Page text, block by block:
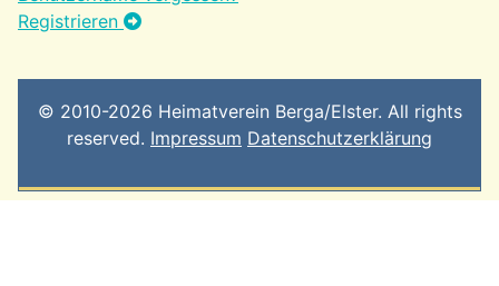
Registrieren
© 2010-2026 Heimatverein Berga/Elster. All rights
reserved. Impressum Datenschutzerklärung